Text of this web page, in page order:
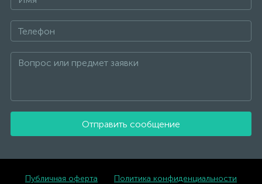
Отправить сообщение
Публичная оферта Политика конфиденциальности